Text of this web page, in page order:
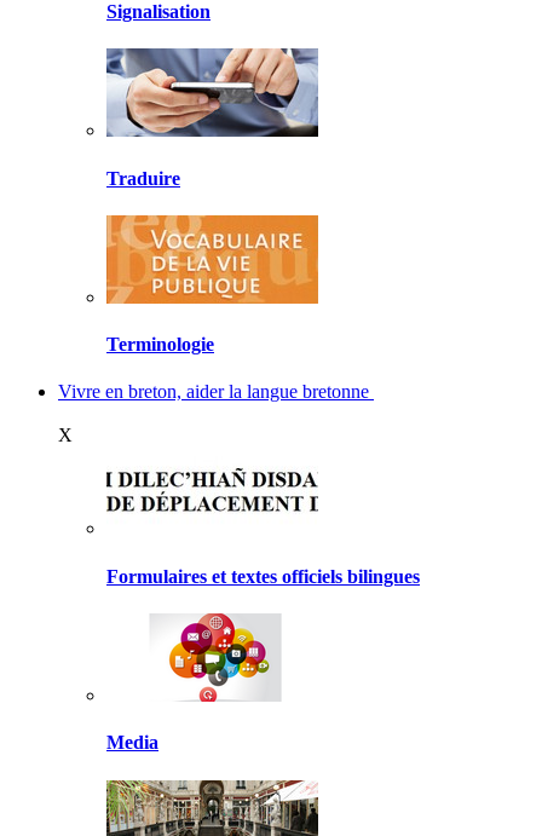
Signalisation
Traduire
Terminologie
Vivre en breton, aider la langue bretonne
X
Formulaires et textes officiels bilingues
Media